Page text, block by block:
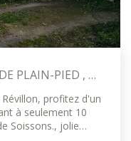
sont disponibles sur
et un
l'organisation d'une
d'agence inclus à la
Fismes 03 26 61 97
MAISON EN PIERRE AVEC VIE DE PLAIN-PIED , PROCHE DE FISMES.
profitez d'un
à seulement 10
Soissons., jolie